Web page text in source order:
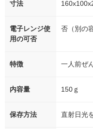
寸法
電子レンジ使
用の可否
否（別の
特徴 一人前ぜ
内容量 150ｇ
保存方法 直射日光